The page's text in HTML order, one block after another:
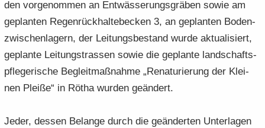
den vor­ge­nom­men an Ent­wäs­se­rungs­grä­ben sowie am
ge­plan­ten Re­gen­rück­hal­te­be­cken 3, an ge­plan­ten Bo­den­
zwi­schen­la­gern, der Lei­tungs­be­stand wurde ak­tua­li­siert,
ge­plan­te Lei­tungs­tras­sen sowie die ge­plan­te land­schafts­
pfle­ge­ri­sche Be­gleit­maß­nah­me „Re­na­tu­rie­rung der Klei­
nen Plei­ße“ in Rötha wur­den ge­än­dert.
Jeder, des­sen Be­lan­ge durch die ge­än­der­ten Un­ter­la­gen